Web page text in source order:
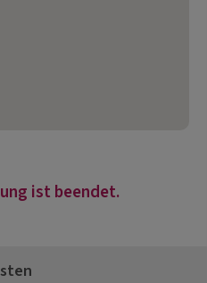
ist beendet.